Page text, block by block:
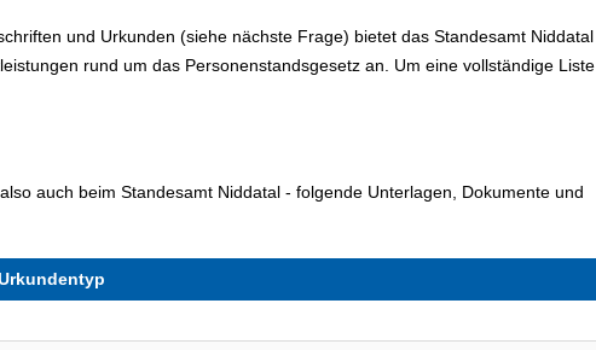
und Urkunden (siehe nächste Frage) bietet das Standesamt Niddatal
rund um das Personenstandsgesetz an. Um eine vollständige Liste
auch beim Standesamt Niddatal - folgende Unterlagen, Dokumente und